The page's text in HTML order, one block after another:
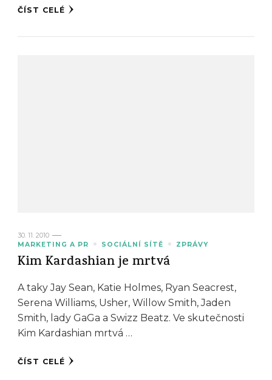
ČÍST CELÉ
30. 11. 2010
MARKETING A PR
SOCIÁLNÍ SÍTĚ ZPRÁVY
Kim Kardashian je mrtvá
A taky Jay Sean, Katie Holmes, Ryan Seacrest,
Serena Williams, Usher, Willow Smith, Jaden
Smith, lady GaGa a Swizz Beatz. Ve skutečnosti
Kim Kardashian mrtvá …
ČÍST CELÉ